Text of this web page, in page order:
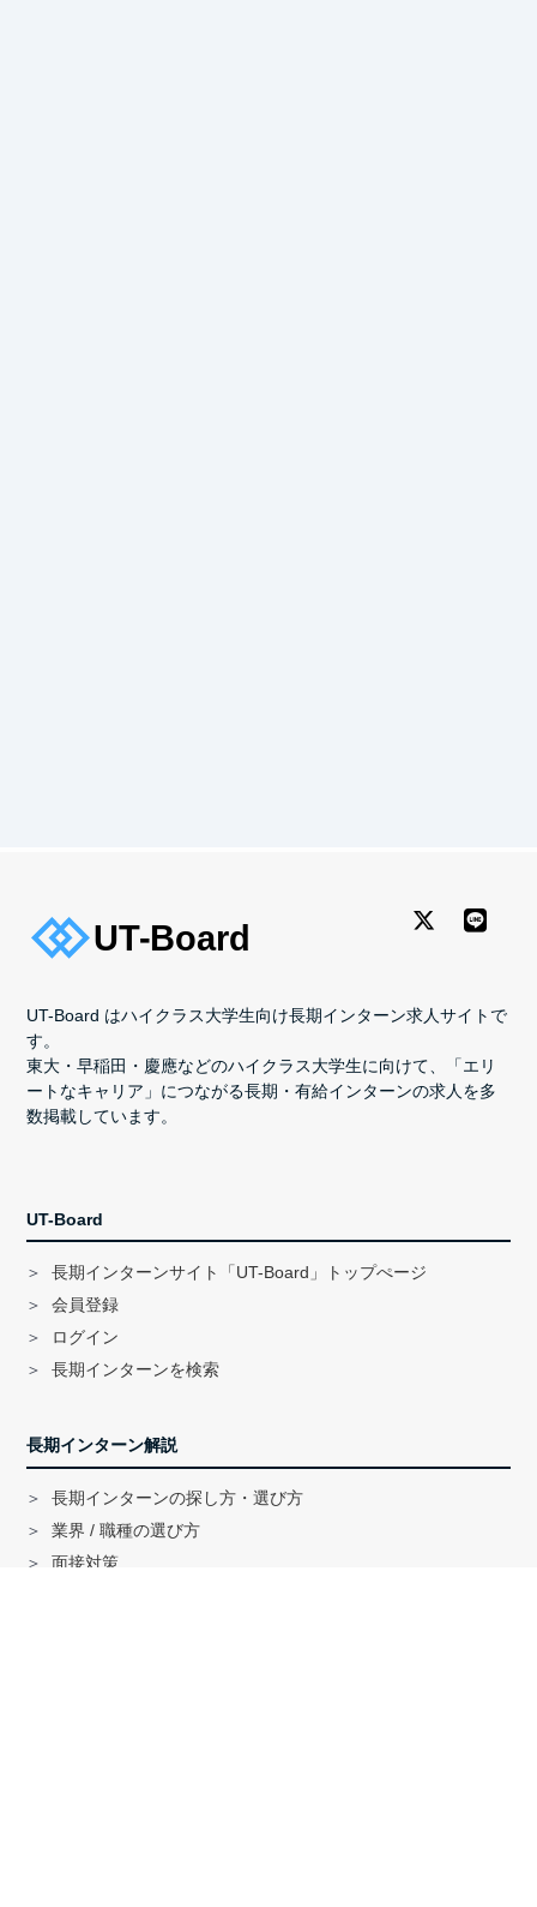
UT-Board はハイクラス大学生向け長期インターン求人サイトで
す。
東大・早稲田・慶應などのハイクラス大学生に向けて、「エリ
ートなキャリア」につながる長期・有給インターンの求人を多
数掲載しています。
UT-Board
長期インターンサイト「UT-Board」トップぺージ
会員登録
ログイン
長期インターンを検索
長期インターン解説
長期インターンの探し方・選び方
業界 / 職種の選び方
面接対策